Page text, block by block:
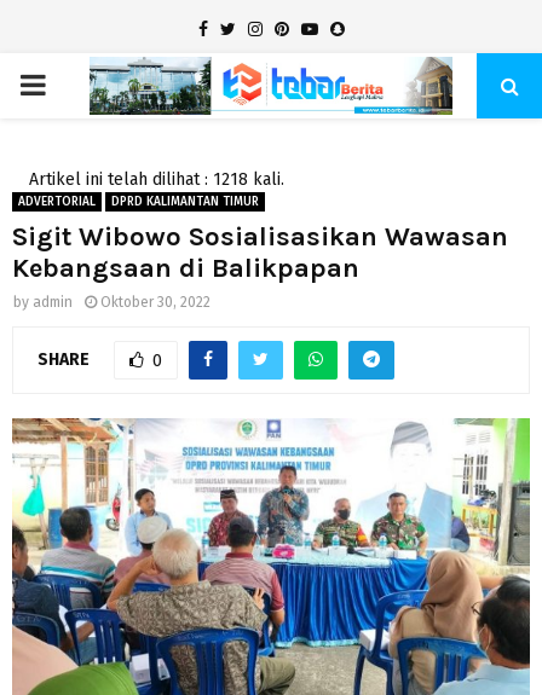
Facebook
TwitterInstagram
Pinterest
YoutubeSnapchat
PRIMARY
Artikel ini telah dilihat : 1218 kali.
ADVERTORIAL DPRD KALIMANTAN TIMUR
Sigit Wibowo Sosialisasikan Wawasan
Kebangsaan di Balikpapan
by admin Oktober 30, 2022
SHARE 0